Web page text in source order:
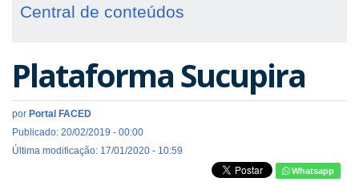
Central de conteúdos
Plataforma Sucupira
por Portal FACED
Publicado: 20/02/2019 - 00:00
Última modificação: 17/01/2020 - 10:59
Whatsapp